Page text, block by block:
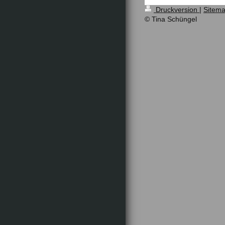
Druckversion |
© Tina Schüngel